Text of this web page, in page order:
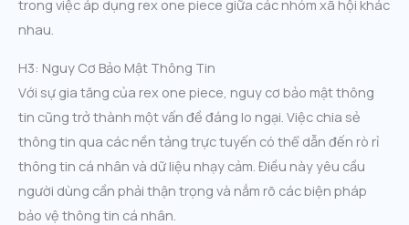
trong việc áp dụng rex one piece giữa các nhóm xã hội khác
nhau.
H3: Nguy Cơ Bảo Mật Thông Tin
Với sự gia tăng của rex one piece, nguy cơ bảo mật thông
tin cũng trở thành một vấn đề đáng lo ngại. Việc chia sẻ
thông tin qua các nền tảng trực tuyến có thể dẫn đến rò rỉ
thông tin cá nhân và dữ liệu nhạy cảm. Điều này yêu cầu
người dùng cần phải thận trọng và nắm rõ các biện pháp
bảo vệ thông tin cá nhân.